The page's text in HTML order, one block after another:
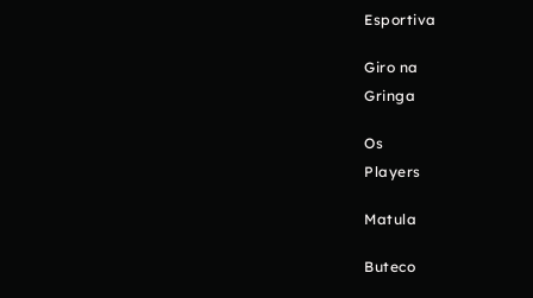
Esportiva
Giro na
Gringa
Os
Players
Matula
Buteco